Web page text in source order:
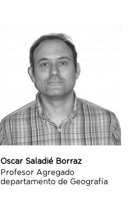
Oscar Saladié Borraz
Profesor Agregado
departamento de Geografía